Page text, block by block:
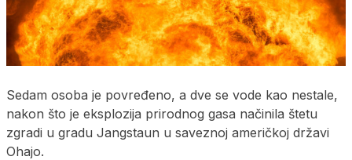
Sedam osoba je povređeno, a dve se vode kao nestale,
nakon što je eksplozija prirodnog gasa načinila štetu
zgradi u gradu Jangstaun u saveznoj američkoj državi
Ohajo.